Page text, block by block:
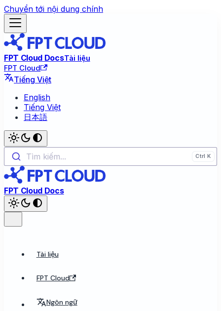
Chuyển tới nội dung chính
FPT Cloud DocsTài liệu
FPT Cloud
Tiếng Việt
English
Tiếng Việt
日本語
Tìm kiếm...
FPT Cloud Docs
Tài liệu
FPT Cloud
Ngôn ngữ